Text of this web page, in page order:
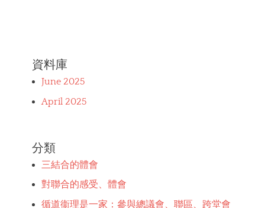
資料庫
June 2025
April 2025
分類
三結合的體會
對聯合的感受、體會
循道衞理是一家：參與總議會、聯區、跨堂會